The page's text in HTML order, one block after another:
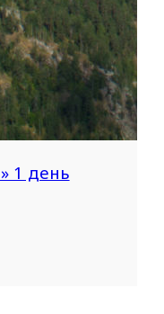
1 день